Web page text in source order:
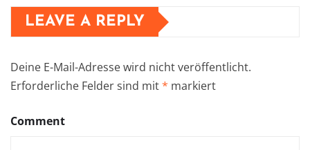
LEAVE A REPLY
Deine E-Mail-Adresse wird nicht veröffentlicht.
Erforderliche Felder sind mit* markiert
Comment